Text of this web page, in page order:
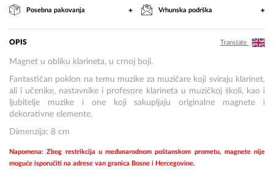
Posebna pakovanja + Vrhunska podrška +
OPIS Translate
Magnet u obliku klarineta, u crnoj boji.
Fantastičan poklon na temu muzike za muzičare koji sviraju klarinet,
ali i učenike, nastavnike i profesore klarineta u muzičkoj školi, kao i
ljubitelje muzike i one koji sakupljaju originalne magnete i
dekorativne elemente.
Dimenzija: 8 cm
Napomena: Zbog restrikcija u međunarodnom poštanskom prometu, magnete nije
moguće isporučiti na adrese van granica Bosne i Hercegovine.